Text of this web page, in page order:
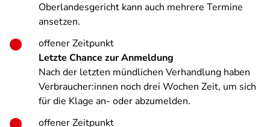
Oberlandesgericht kann auch mehrere Termine
ansetzen.
offener Zeitpunkt
Letzte Chance zur Anmeldung
Nach der letzten mündlichen Verhandlung haben
Verbraucher:innen noch drei Wochen Zeit, um sich
für die Klage an- oder abzumelden.
offener Zeitpunkt